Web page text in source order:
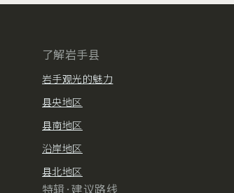
了解岩手县
岩手观光的魅力
县央地区
县南地区
沿岸地区
县北地区
特辑·建议路线